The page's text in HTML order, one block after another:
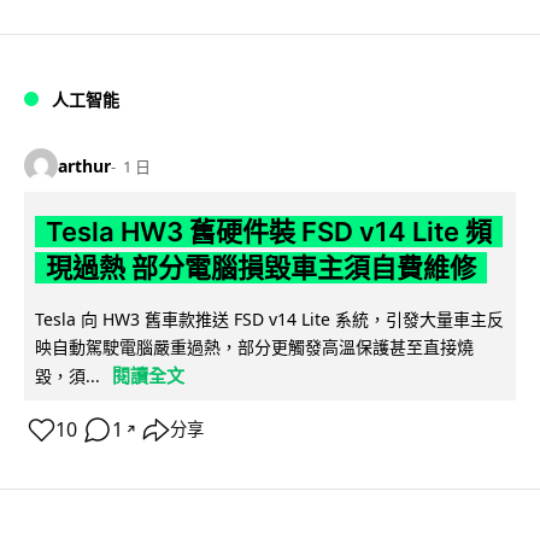
人工智能
arthur 1 日
Tesla HW3 舊硬件裝 FSD v14 Lite 頻
現過熱 部分電腦損毀車主須自費維修
Tesla 向 HW3 舊車款推送 FSD v14 Lite 系統，引發大量車主反
映自動駕駛電腦嚴重過熱，部分更觸發高溫保護甚至直接燒
毀，須...
閱讀全文
10 1 ↗ 分享